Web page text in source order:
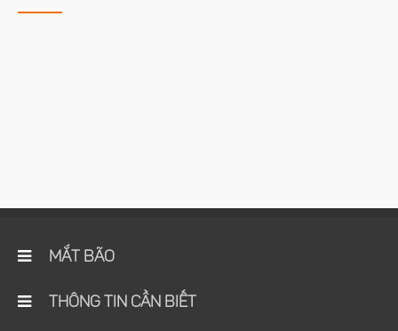
MẮT BÃO
THÔNG TIN CẦN BIẾT